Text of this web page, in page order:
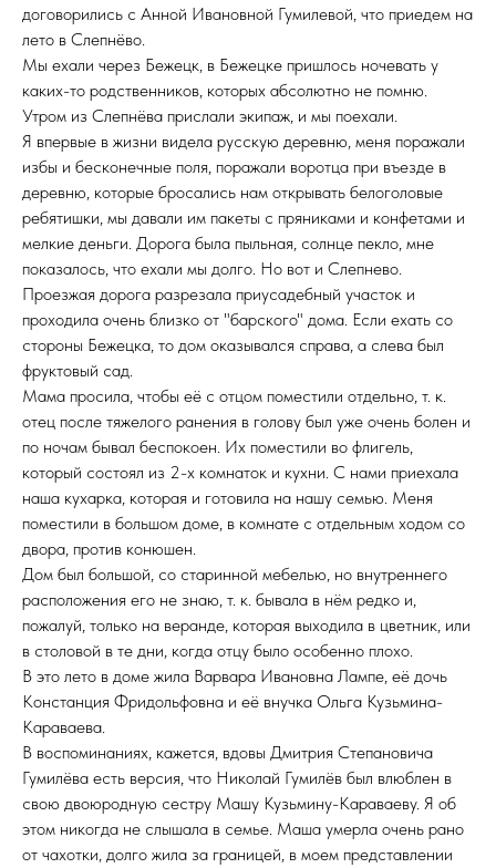
договорились с Анной Ивановной Гумилевой, что приедем на
лето в Слепнёво.
Мы ехали через Бежецк, в Бежецке пришлось ночевать у
каких-то родственников, которых абсолютно не помню.
Утром из Слепнёва прислали экипаж, и мы поехали.
Я впервые в жизни видела русскую деревню, меня поражали
избы и бесконечные поля, поражали воротца при въезде в
деревню, которые бросались нам открывать белоголовые
ребятишки, мы давали им пакеты с пряниками и конфетами и
мелкие деньги. Дорога была пыльная, солнце пекло, мне
показалось, что ехали мы долго. Но вот и Слепнево.
Проезжая дорога разрезала приусадебный участок и
проходила очень близко от "барского" дома. Если ехать со
стороны Бежецка, то дом оказывался справа, а слева был
фруктовый сад.
Мама просила, чтобы её с отцом поместили отдельно, т. к.
отец после тяжелого ранения в голову был уже очень болен и
по ночам бывал беспокоен. Их поместили во флигель,
который состоял из 2-х комнаток и кухни. С нами приехала
наша кухарка, которая и готовила на нашу семью. Меня
поместили в большом доме, в комнате с отдельным ходом со
двора, против конюшен.
Дом был большой, со старинной мебелью, но внутреннего
расположения его не знаю, т. к. бывала в нём редко и,
пожалуй, только на веранде, которая выходила в цветник, или
в столовой в те дни, когда отцу было особенно плохо.
В это лето в доме жила Варвара Ивановна Лампе, её дочь
Констанция Фридольфовна и её внучка Ольга Кузьмина-
Караваева.
В воспоминаниях, кажется, вдовы Дмитрия Степановича
Гумилёва есть версия, что Николай Гумилёв был влюблен в
свою двоюродную сестру Машу Кузьмину-Караваеву. Я об
этом никогда не слышала в семье. Маша умерла очень рано
от чахотки, долго жила за границей, в моем представлении